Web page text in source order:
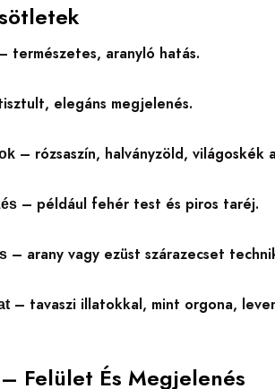
természetes, aranyló hatás.
elegáns megjelenés.
– rózsaszín, halványzöld, világoskék
– például fehér test és piros taréj.
– arany vagy ezüst szárazecset
– tavaszi illatokkal, mint orgona,
Felület És Megjelenés